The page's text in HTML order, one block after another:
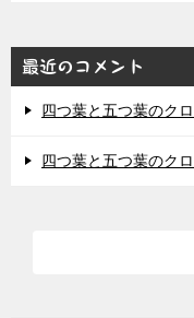
最近のコメント
四つ葉と五つ葉のク
四つ葉と五つ葉のク